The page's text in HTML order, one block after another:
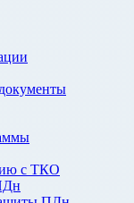
с ТКО